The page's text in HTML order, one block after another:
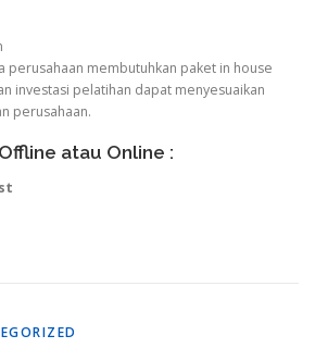
perusahaan membutuhkan paket in house
investasi pelatihan dapat menyesuaikan
perusahaan.
atau Online :